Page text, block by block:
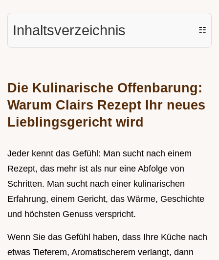
Inhaltsverzeichnis ☷
Die Kulinarische Offenbarung:
Warum Clairs Rezept Ihr neues
Lieblingsgericht wird
Jeder kennt das Gefühl: Man sucht nach einem
Rezept, das mehr ist als nur eine Abfolge von
Schritten. Man sucht nach einer kulinarischen
Erfahrung, einem Gericht, das Wärme, Geschichte
und höchsten Genuss verspricht.
Wenn Sie das Gefühl haben, dass Ihre Küche nach
etwas Tieferem, Aromatischerem verlangt, dann